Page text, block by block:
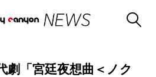
劇「宮廷夜想曲＜ノク